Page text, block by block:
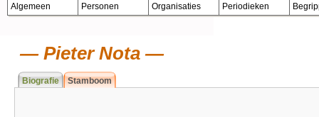
Algemeen Personen Organisaties Periodieken
Pieter Nota
Biografie Stamboom